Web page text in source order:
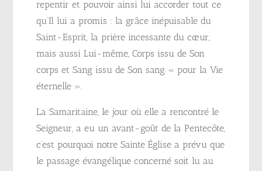
repentir et pouvoir ainsi lui accorder tout ce
qu’Il lui a promis : la grâce inépuisable du
Saint-Esprit, la prière incessante du cœur,
mais aussi Lui-même, Corps issu de Son
corps et Sang issu de Son sang « pour la Vie
éternelle ».
La Samaritaine, le jour où elle a rencontré le
Seigneur, a eu un avant-goût de la Pentecôte,
c’est pourquoi notre Sainte Église a prévu que
le passage évangélique concerné soit lu au